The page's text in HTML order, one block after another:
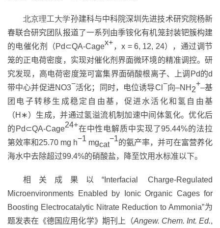
北京理工大学孙建科与中科院深圳先进技术研究院杨新
春联合研究团队报道了一系列由季铵化有机笼封装钯簇构建
的电催化剂
（Pd⊂QA-Cagex+，x = 6, 12, 24） ，通过调节
笼的正电荷密度，实现对催化剂界面微环境的精准调控。研
究发现，高电荷密度笼可富集界面硝酸根离子、上调 Pd的d
带中心并促进NO3−活化；同时，电位诱导Cl −向–NH 2
+–基
团电子转移生成稳定自由基，促进水活化和氢自由基
（H ∗ ）生成，并通过氢溢流机制加速中间体氢化。优化后
的 Pd⊂QA-Cage24+在中性电解质中实现了95.44%的法拉
第效率和25.70 mg h−1 mgcat
−1的氨产率，并可在富营养化
海水中去除超过99.4%的硝酸盐，降至饮用水标准以下。
相关成果以 “ Interfacial Charge‐Regulated
Microenvironments Enabled by Ionic Organic Cages for
Boosting Electrocatalytic Nitrate Reduction to Ammonia”为
题发表在《德国应用化学》期刊上（Angew. Chem. Int. Ed.,